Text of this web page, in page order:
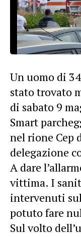
Un uomo di
stato trovato
di sabato 9
Smart
nel rione Cep
delegazione
A dare
vittima. I
intervenuti
potuto fare
Sul volto